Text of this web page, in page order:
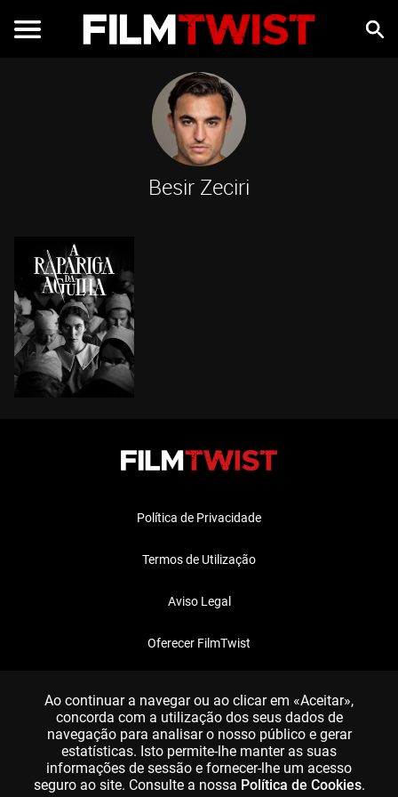
Besir Zeciri
Política de Privacidade
Termos de Utilização
Aviso Legal
Oferecer FilmTwist
Ao continuar a navegar ou ao clicar em «Aceitar»,
concorda com a utilização dos seus dados de
navegação para analisar o nosso público e gerar
estatísticas. Isto permite-lhe manter as suas
informações de sessão e fornecer-lhe um acesso
seguro ao site. Consulte a nossa Política de Cookies.